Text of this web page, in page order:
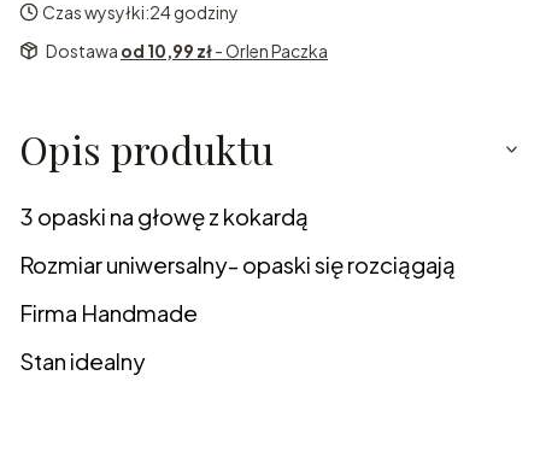
Czas wysyłki:24 godziny
Dostawa od 10,99 zł- Orlen Paczka
Opis produktu
3 opaski na głowę z kokardą
Rozmiar uniwersalny- opaski się rozciągają
Firma Handmade
Stan idealny